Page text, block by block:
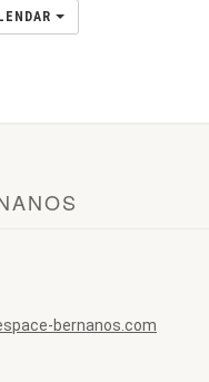
bernanos.com